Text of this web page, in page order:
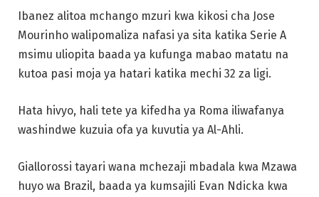
Ibanez alitoa mchango mzuri kwa kikosi cha Jose
Mourinho walipomaliza nafasi ya sita katika Serie A
msimu uliopita baada ya kufunga mabao matatu na
kutoa pasi moja ya hatari katika mechi 32 za ligi.
Hata hivyo, hali tete ya kifedha ya Roma iliwafanya
washindwe kuzuia ofa ya kuvutia ya Al-Ahli.
Giallorossi tayari wana mchezaji mbadala kwa Mzawa
huyo wa Brazil, baada ya kumsajili Evan Ndicka kwa